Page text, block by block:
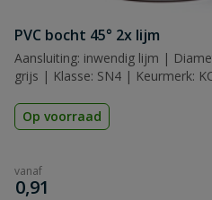
Beoordeling versturen
PVC bocht 45° 2x lijm
Aansluiting: inwendig lijm |
grijs | Klasse: SN4 | Keurmerk:
Op voorraad
vanaf
€
0,91